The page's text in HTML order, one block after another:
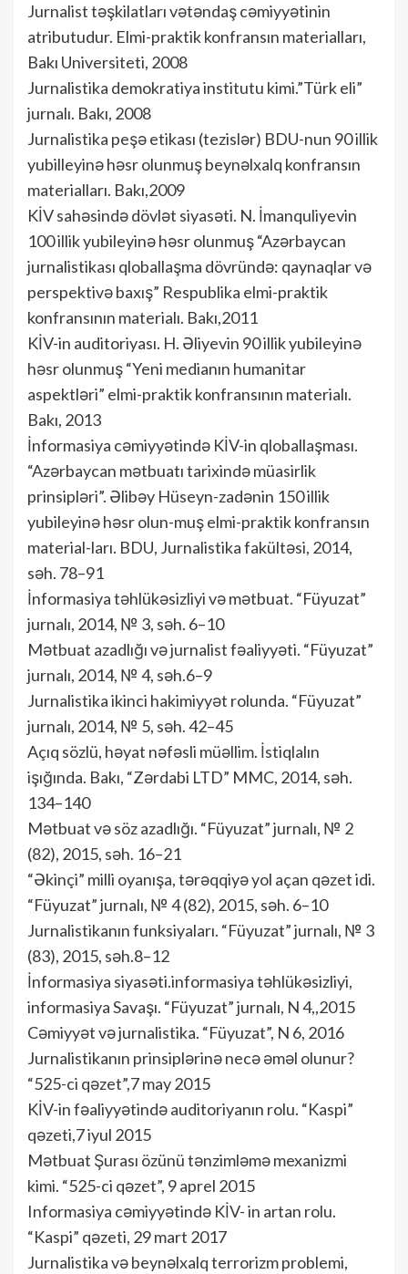
Jurnalist təşkilatları vətəndaş cəmiyyətinin
atributudur. Elmi-praktik konfransın materialları,
Bakı Universiteti, 2008
Jurnalistika demokratiya institutu kimi.”Türk eli”
jurnalı. Bakı, 2008
Jurnalistika peşə etikası (tezislər) BDU-nun 90 illik
yubilleyinə həsr olunmuş beynəlxalq konfransın
materialları. Bakı,2009
KİV sahəsində dövlət siyasəti. N. İmanquliyevin
100 illik yubileyinə həsr olunmuş “Azərbaycan
jurnalistikası qloballaşma dövründə: qaynaqlar və
perspektivə baxış” Respublika elmi-praktik
konfransının materialı. Bakı,2011
KİV-in auditoriyası. H. Əliyevin 90 illik yubileyinə
həsr olunmuş “Yeni medianın humanitar
aspektləri” elmi-praktik konfransının materialı.
Bakı, 2013
İnformasiya cəmiyyətində KİV-in qloballaşması.
“Azərbaycan mətbuatı tarixində müasirlik
prinsipləri”. Əlibəy Hüseyn-zadənin 150 illik
yubileyinə həsr olun-muş elmi-praktik konfransın
material-ları. BDU, Jurnalistika fakültəsi, 2014,
səh. 78–91
İnformasiya təhlükəsizliyi və mətbuat. “Füyuzat”
jurnalı, 2014, № 3, səh. 6–10
Mətbuat azadlığı və jurnalist fəaliyyəti. “Füyuzat”
jurnalı, 2014, № 4, səh.6–9
Jurnalistika ikinci hakimiyyət rolunda. “Füyuzat”
jurnalı, 2014, № 5, səh. 42–45
Açıq sözlü, həyat nəfəsli müəllim. İstiqlalın
işığında. Bakı, “Zərdabi LTD” MMC, 2014, səh.
134–140
Mətbuat və söz azadlığı. “Füyuzat” jurnalı, № 2
(82), 2015, səh. 16–21
“Əkinçi” milli oyanışa, tərəqqiyə yol açan qəzet idi.
“Füyuzat” jurnalı, № 4 (82), 2015, səh. 6–10
Jurnalistikanın funksiyaları. “Füyuzat” jurnalı, № 3
(83), 2015, səh.8–12
İnformasiya siyasəti.informasiya təhlükəsizliyi,
informasiya Savaşı. “Füyuzat” jurnalı, N 4,,2015
Cəmiyyət və jurnalistika. “Füyuzat”, N 6, 2016
Jurnalistikanın prinsiplərinə necə əməl olunur?
“525-ci qəzet”,7 may 2015
KİV-in fəaliyyətində auditoriyanın rolu. “Kaspi”
qəzeti,7 iyul 2015
Mətbuat Şurası özünü tənzimləmə mexanizmi
kimi. “525-ci qəzet”, 9 aprel 2015
Informasiya cəmiyyətində KİV- in artan rolu.
“Kaspi” qəzeti, 29 mart 2017
Jurnalistika və beynəlxalq terrorizm problemi,